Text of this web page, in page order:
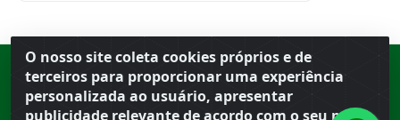
O nosso site coleta cookies próprios e de
terceiros para proporcionar uma experiência
personalizada ao usuário, apresentar
publicidade relevante de acordo com o seu perfil
Rod. SP-215, s/n, km 98 — Área Rural Porto Ferreira ·BR
· CEP
· CNPJ 56.679.863/0001-91
© 2026 Atacado Ideal